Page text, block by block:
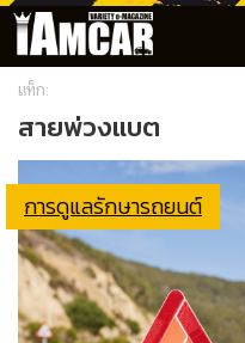
แท็ก:
สายพ่วงแบต
การดูแลรักษารถยนต์